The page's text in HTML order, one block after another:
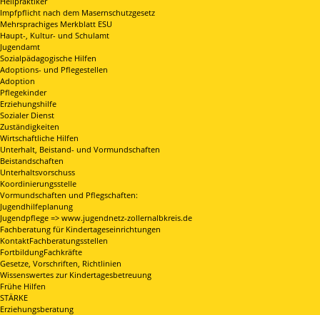
Impfpflicht nach dem Masernschutzgesetz
Mehrsprachiges Merkblatt ESU
Haupt-, Kultur- und Schulamt
Jugendamt
Sozialpädagogische Hilfen
Adoptions- und Pflegestellen
Adoption
Pflegekinder
Erziehungshilfe
Sozialer Dienst
Zuständigkeiten
Wirtschaftliche Hilfen
Unterhalt, Beistand- und Vormundschaften
Beistandschaften
Unterhaltsvorschuss
Koordinierungsstelle
Vormundschaften und Pflegschaften:
Jugendhilfeplanung
Jugendpflege => www.jugendnetz-zollernalbkreis.de
Fachberatung für Kindertageseinrichtungen
KontaktFachberatungsstellen
FortbildungFachkräfte
Gesetze, Vorschriften, Richtlinien
Wissenswertes zur Kindertagesbetreuung
Frühe Hilfen
STÄRKE
Erziehungsberatung